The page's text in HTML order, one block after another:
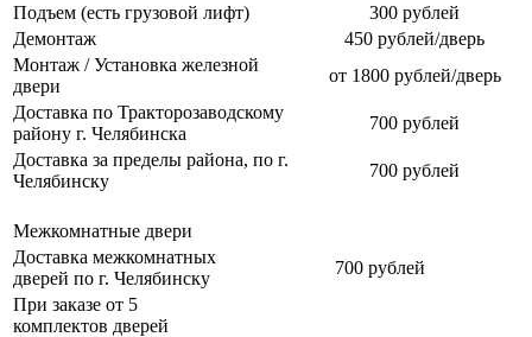
Подъем (есть грузовой лифт)
300 рублей
Демонтаж
450 рублей/дверь
Монтаж / Установка железной
двери
от 1800 рублей/дверь
Доставка по Тракторозаводскому
району г. Челябинска
700 рублей
Доставка за пределы района, по г.
Челябинску
700 рублей
Межкомнатные двери
Доставка межкомнатных
дверей по г. Челябинску
700 рублей
При заказе от 5
комплектов дверей